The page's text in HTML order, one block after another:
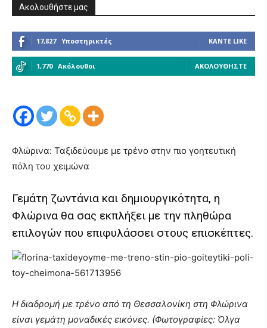
Ακολουθήστε μας
17,827 Υποστηρικτές ΚΆΝΤΕ LIKE
1,770 Ακόλουθοι ΑΚΟΛΟΥΘΉΣΤΕ
Φλώρινα: Ταξιδεύουμε με τρένο στην πιο γοητευτική
πόλη του χειμώνα
Γεμάτη ζωντάνια και δημιουργικότητα, η
Φλώρινα θα σας εκπλήξει με την πληθώρα
επιλογών που επιφυλάσσει στους επισκέπτες.
Η διαδρομή με τρένο από τη Θεσσαλονίκη στη Φλώρινα
είναι γεμάτη μοναδικές εικόνες. (Φωτογραφίες: Όλγα